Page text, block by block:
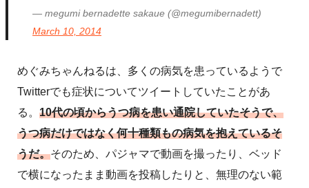
— megumi bernadette sakaue (@megumibernadett)
March 10, 2014
めぐみちゃんねるは、多くの病気を患っているようで
Twitterでも症状についてツイートしていたことがあ
る。 10代の頃からうつ病を患い通院していたそうで、
うつ病だけではなく何十種類もの病気を抱えているそ
うだ。そのため、パジャマで動画を撮ったり、ベッド
で横になったまま動画を投稿したりと、無理のない範